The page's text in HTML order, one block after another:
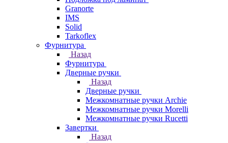
Granorte
IMS
Solid
Tarkoflex
Фурнитура
Назад
Фурнитура
Дверные ручки
Назад
Дверные ручки
Межкомнатные ручки Archie
Межкомнатные ручки Morelli
Межкомнатные ручки Rucetti
Завертки
Назад